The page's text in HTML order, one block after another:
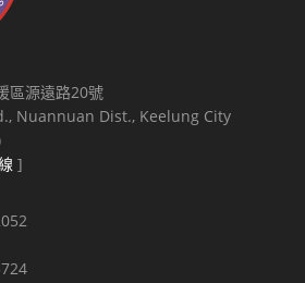
區源遠路20號
Nuannuan Dist., Keelung City
]